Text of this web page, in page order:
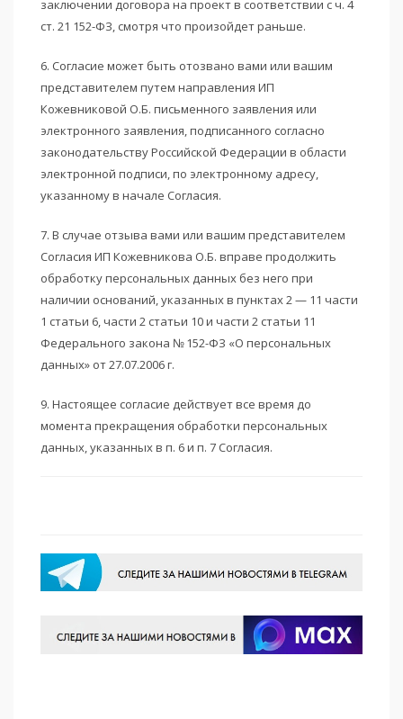
заключении договора на проект в соответствии с ч. 4
ст. 21 152-ФЗ, смотря что произойдет раньше.
6. Согласие может быть отозвано вами или вашим
представителем путем направления ИП
Кожевниковой О.Б. письменного заявления или
электронного заявления, подписанного согласно
законодательству Российской Федерации в области
электронной подписи, по электронному адресу,
указанному в начале Согласия.
7. В случае отзыва вами или вашим представителем
Согласия ИП Кожевникова О.Б. вправе продолжить
обработку персональных данных без него при
наличии оснований, указанных в пунктах 2 — 11 части
1 статьи 6, части 2 статьи 10 и части 2 статьи 11
Федерального закона № 152-ФЗ «О персональных
данных» от 27.07.2006 г.
9. Настоящее согласие действует все время до
момента прекращения обработки персональных
данных, указанных в п. 6 и п. 7 Согласия.